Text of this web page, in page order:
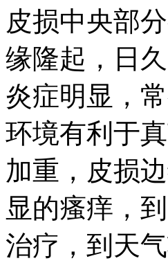
皮损中央部
缘隆起，日
炎症明显，
环境有利于
加重，皮损
显的瘙痒，
治疗，到天